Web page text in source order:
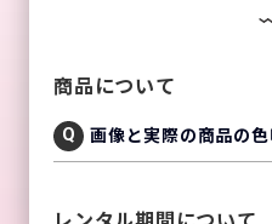
商品について
画像と実際の商品の